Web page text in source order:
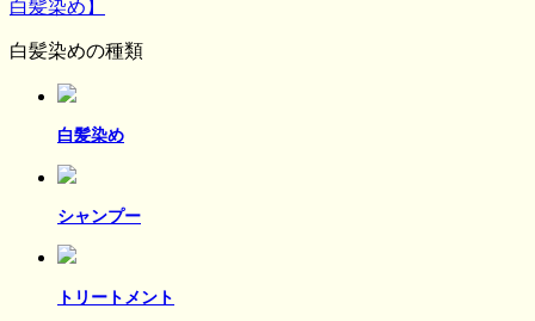
白髪染めの種類
白髪染め
シャンプー
トリートメント